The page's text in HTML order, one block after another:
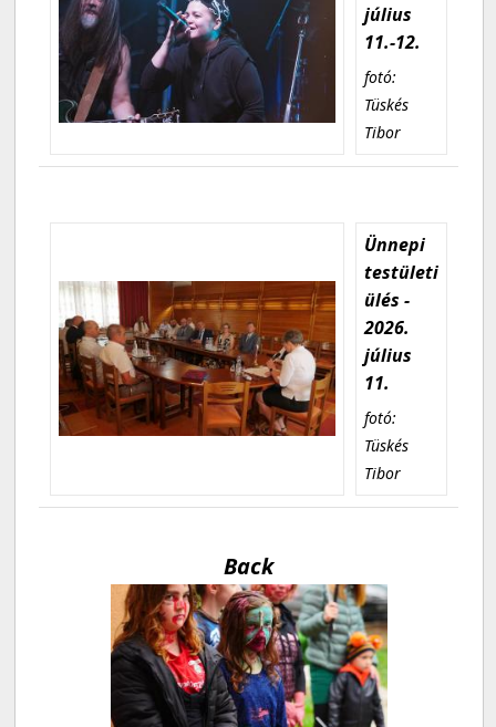
július
11.-12.
fotó:
Tüskés
Tibor
Ünnepi
testületi
ülés -
2026.
július
11.
fotó:
Tüskés
Tibor
Back